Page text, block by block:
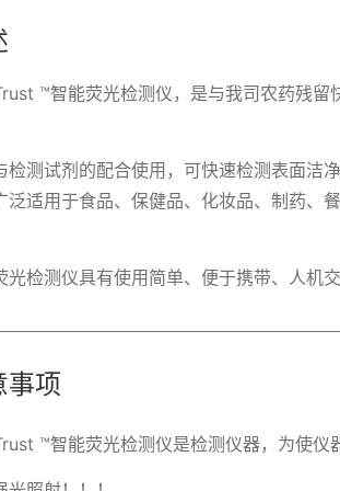
™智能荧光检测仪，是与我司农药残留
检测试剂的配合使用，可快速检测表面洁
泛适用于食品、保健品、化妆品、制药、
光检测仪具有使用简单、便于携带、人机
事项
™智能荧光检测仪是检测仪器，为使仪